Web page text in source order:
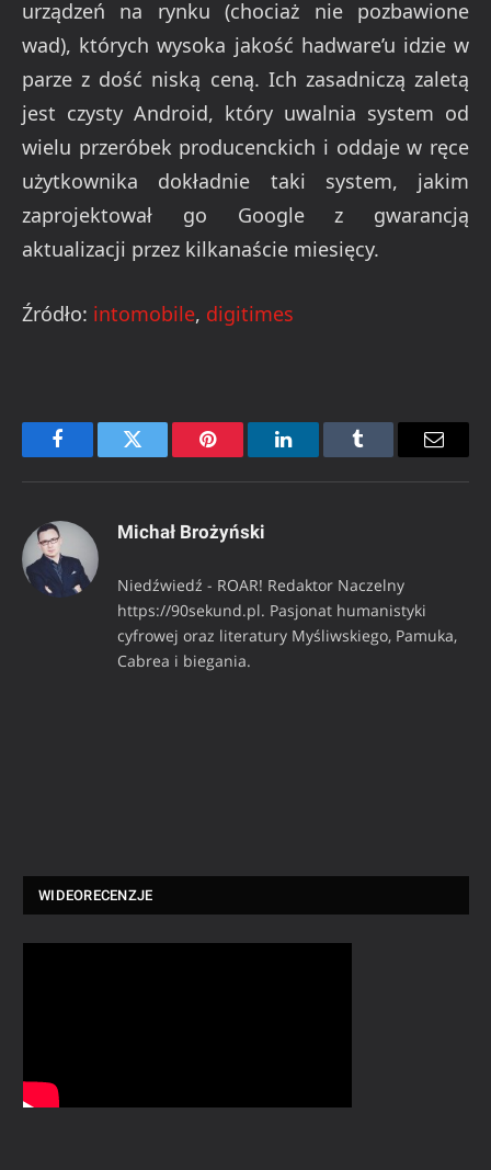
urządzeń na rynku (chociaż nie pozbawione
wad), których wysoka jakość hadware’u idzie w
parze z dość niską ceną. Ich zasadniczą zaletą
jest czysty Android, który uwalnia system od
wielu przeróbek producenckich i oddaje w ręce
użytkownika dokładnie taki system, jakim
zaprojektował go Google z gwarancją
aktualizacji przez kilkanaście miesięcy.
Źródło: intomobile, digitimes
FacebookTwitter Pinterest LinkedInTumblr Email
Michał Brożyński
Niedźwiedź - ROAR! Redaktor Naczelny
https://90sekund.pl. Pasjonat humanistyki
cyfrowej oraz literatury Myśliwskiego, Pamuka,
Cabrea i biegania.
WIDEORECENZJE